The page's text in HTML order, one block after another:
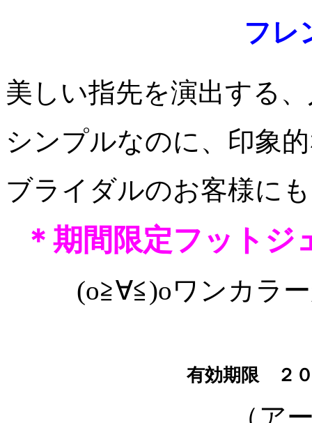
フレ
美しい指先を演出する
シンプルなのに、印象
ブライダルのお客様に
＊期間限定フット
(o≧∀≦)oワンカラ
有効期限 ２